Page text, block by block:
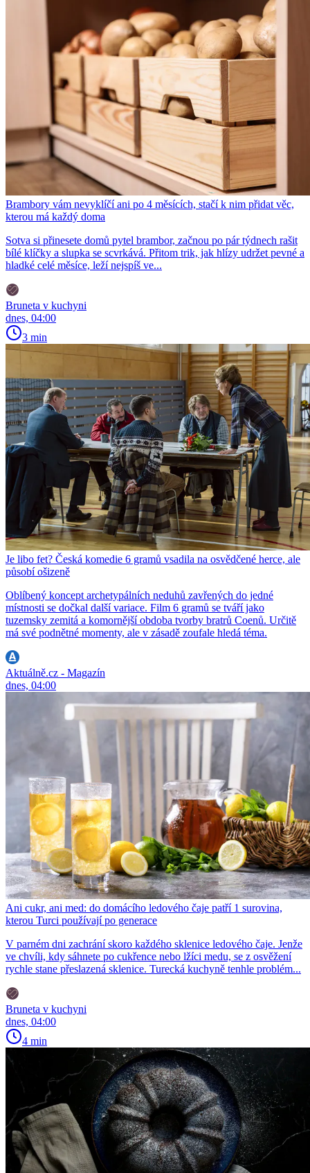
Brambory vám nevyklíčí ani po 4 měsících, stačí k nim přidat věc,
kterou má každý doma
Sotva si přinesete domů pytel brambor, začnou po pár týdnech rašit
bílé klíčky a slupka se scvrkává. Přitom trik, jak hlízy udržet pevné a
hladké celé měsíce, leží nejspíš ve...
Bruneta v kuchyni
dnes, 04:00
3 min
Je libo fet? Česká komedie 6 gramů vsadila na osvědčené herce, ale
působí ošizeně
Oblíbený koncept archetypálních neduhů zavřených do jedné
místnosti se dočkal další variace. Film 6 gramů se tváří jako
tuzemsky zemitá a komornější obdoba tvorby bratrů Coenů. Určitě
má své podnětné momenty, ale v zásadě zoufale hledá téma.
Aktuálně.cz - Magazín
dnes, 04:00
Ani cukr, ani med: do domácího ledového čaje patří 1 surovina,
kterou Turci používají po generace
V parném dni zachrání skoro každého sklenice ledového čaje. Jenže
ve chvíli, kdy sáhnete po cukřence nebo lžíci medu, se z osvěžení
rychle stane přeslazená sklenice. Turecká kuchyně tenhle problém...
Bruneta v kuchyni
dnes, 04:00
4 min